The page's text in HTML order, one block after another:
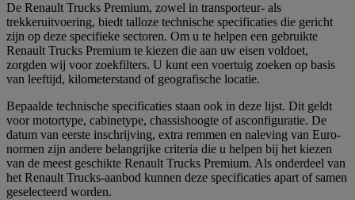
De Renault Trucks Premium, zowel in transporteur- als
trekkeruitvoering, biedt talloze technische specificaties die gericht
zijn op deze specifieke sectoren. Om u te helpen een gebruikte
Renault Trucks Premium te kiezen die aan uw eisen voldoet,
zorgden wij voor zoekfilters. U kunt een voertuig zoeken op basis
van leeftijd, kilometerstand of geografische locatie.
Bepaalde technische specificaties staan ook in deze lijst. Dit geldt
voor motortype, cabinetype, chassishoogte of asconfiguratie. De
datum van eerste inschrijving, extra remmen en naleving van Euro-
normen zijn andere belangrijke criteria die u helpen bij het kiezen
van de meest geschikte Renault Trucks Premium. Als onderdeel van
het Renault Trucks-aanbod kunnen deze specificaties apart of samen
geselecteerd worden.